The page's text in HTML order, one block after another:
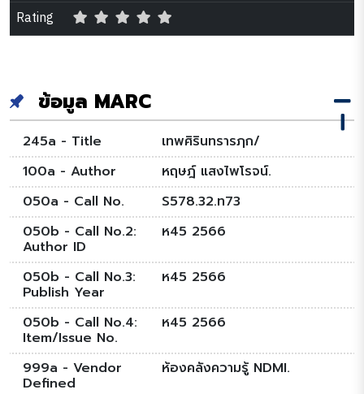
Rating
ข้อมูล MARC
245a - Title
เทพศิรินทรารฦก/
100a - Author
หฤษฎ์ แสงไพโรจน์.
050a - Call No.
S578.32.ท73
050b - Call No.2:
Author ID
ห45 2566
050b - Call No.3:
Publish Year
ห45 2566
050b - Call No.4:
Item/Issue No.
ห45 2566
999a - Vendor
Defined
ห้องคลังความรู้ NDMI.